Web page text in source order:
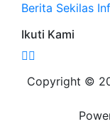
Berita Sekilas
Ikuti Kami
Copyright ©